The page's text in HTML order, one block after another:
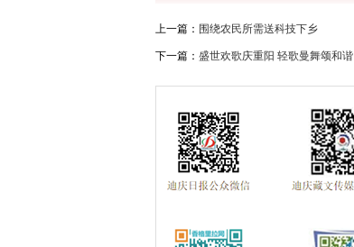
上一篇： 围绕农民所需送科技下乡
下一篇： 盛世欢歌庆重阳 轻歌曼舞颂和谐